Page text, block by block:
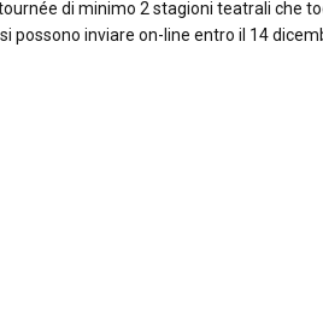
tournée di minimo 2 stagioni teatrali che
possono inviare on-line entro il 14